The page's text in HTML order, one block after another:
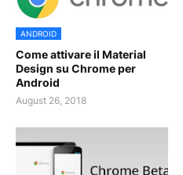
ANDROID
Come attivare il Material
Design su Chrome per
Android
August 26, 2018